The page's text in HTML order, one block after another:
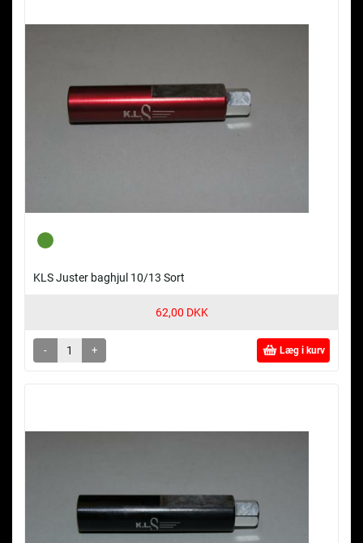
KLS Juster baghjul 10/13 Sort
62,00 DKK
- + Læg i kurv